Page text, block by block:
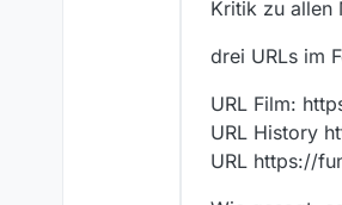
Kritik zu allen
drei URLs im
URL Film:
URL History
URL https://